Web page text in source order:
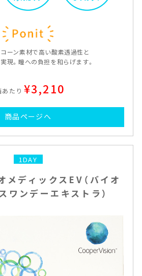
ーン素材で高い酸素透過性と
現。瞳への負担を和らげます。
あたり ¥3,210
商品ページへ
1DAY
メディックスEV（バイオ
ワンデーエキストラ）